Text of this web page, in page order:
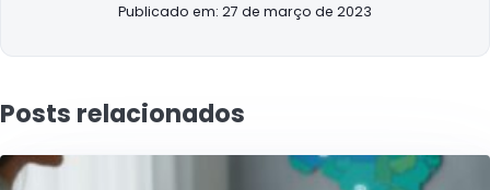
Publicado em: 27 de março de 2023
Posts relacionados